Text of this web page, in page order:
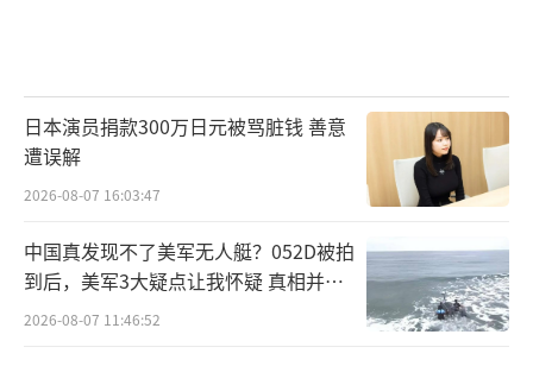
日本演员捐款300万日元被骂脏钱 善意
遭误解
2026-08-07 16:03:47
中国真发现不了美军无人艇？052D被拍
到后，美军3大疑点让我怀疑 真相并非
如此
2026-08-07 11:46:52